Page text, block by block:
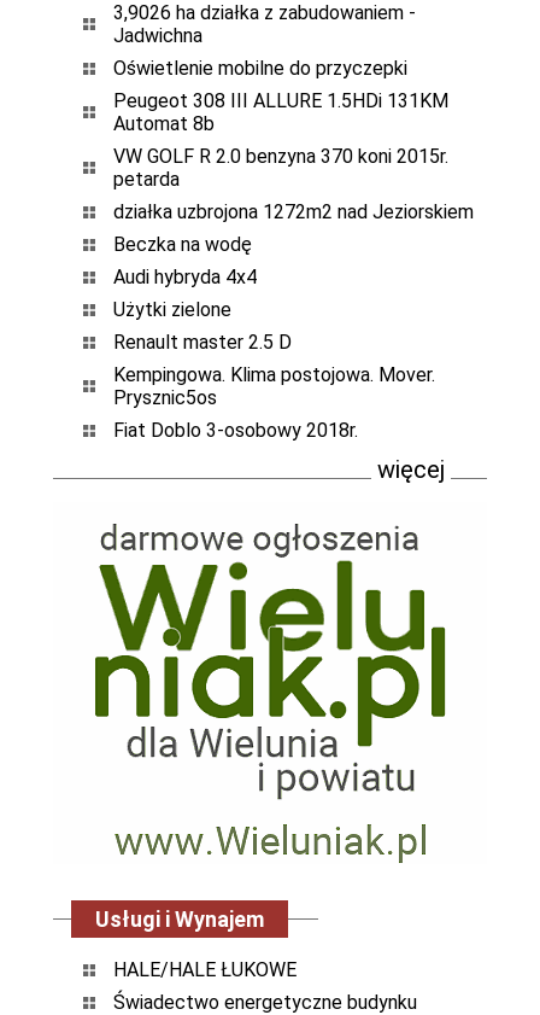
3,9026 ha działka z zabudowaniem -
Jadwichna
Oświetlenie mobilne do przyczepki
Peugeot 308 III ALLURE 1.5HDi 131KM
Automat 8b
VW GOLF R 2.0 benzyna 370 koni 2015r.
petarda
działka uzbrojona 1272m2 nad Jeziorskiem
Beczka na wodę
Audi hybryda 4x4
Użytki zielone
Renault master 2.5 D
Kempingowa. Klima postojowa. Mover.
Prysznic5os
Fiat Doblo 3-osobowy 2018r.
więcej
Usługi i Wynajem
HALE/HALE ŁUKOWE
Świadectwo energetyczne budynku